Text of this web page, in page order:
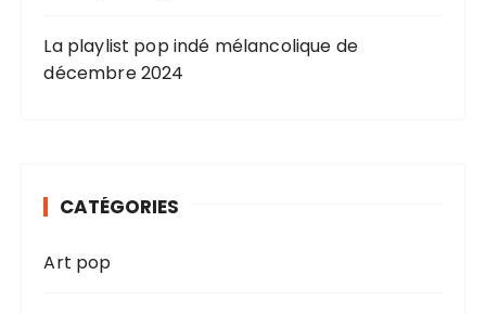
La playlist pop indé mélancolique de
décembre 2024
CATÉGORIES
Art pop